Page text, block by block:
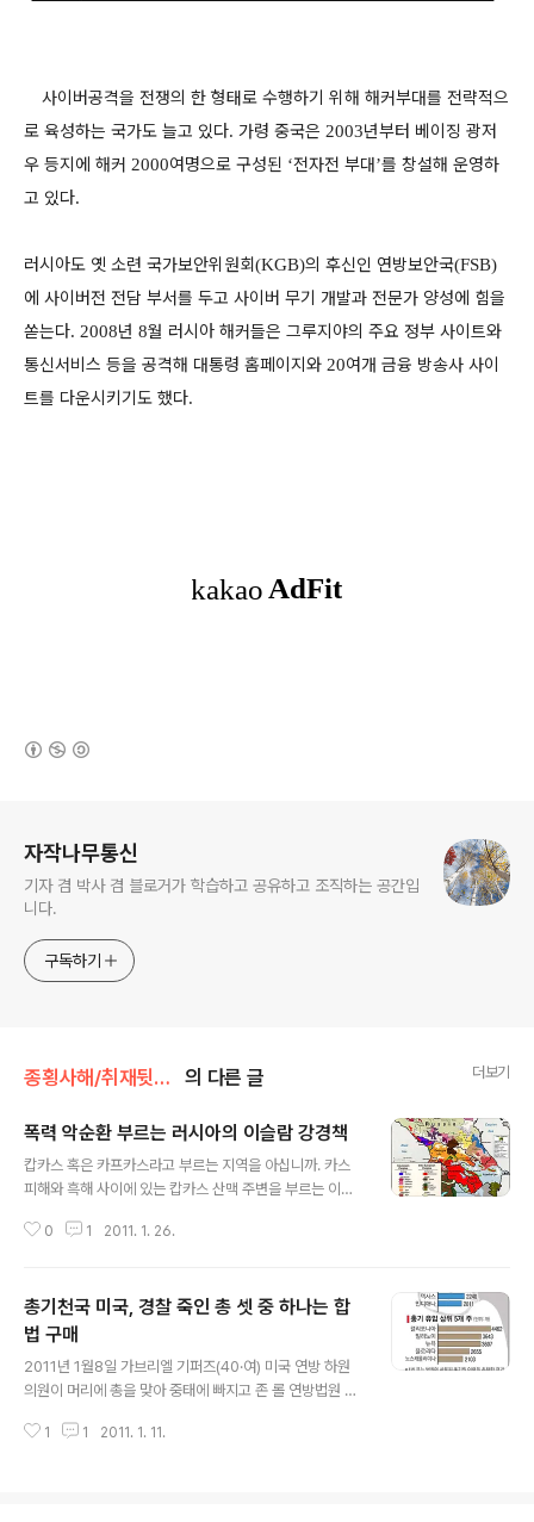
사이버공격을 전쟁의 한 형태로 수행하기 위해 해커부대를 전략적으
로 육성하는 국가도 늘고 있다. 가령 중국은 2003년부터 베이징 광저
우 등지에 해커 2000여명으로 구성된 ‘전자전 부대’를 창설해 운영하
고 있다.
러시아도 옛 소련 국가보안위원회(KGB)의 후신인 연방보안국(FSB)
에 사이버전 전담 부서를 두고 사이버 무기 개발과 전문가 양성에 힘을
쏟는다. 2008년 8월 러시아 해커들은 그루지야의 주요 정부 사이트와
통신서비스 등을 공격해 대통령 홈페이지와 20여개 금융 방송사 사이
트를 다운시키기도 했다.
자작나무통신
기자 겸 박사 겸 블로거가 학습하고 공유하고 조직하는 공간입
니다.
구독하기
종횡사해/취재뒷얘기 의 다른 글 더보기
폭력 악순환 부르는 러시아의 이슬람 강경책
캅카스 혹은 카프카스라고 부르는 지역을 아십니까. 카스
피해와 흑해 사이에 있는 캅카스 산맥 주변을 부르는 이름
에 이르는 러시아의 무슬림 인구가 주로 거주하는 곳이 바
로 한국 언론은 러시아식 관점에 따라 체첸 반군이라고 씁
니다만 저는 체첸의 역사적 맥락에서 ‘체첸 독립군’이라는
용어를 사용하기로 하겠습니다.) 러시아 정부가 25일(현지
시간) 전날 모스크바 도모데도보 국제공항에서 발생한 자
고 나섰습니다. AP통신에 따르면 드미트리 메드베데프 대
0 1 2011. 1. 26.
총기천국 미국, 경찰 죽인 총 셋 중 하나는 합
법 구매
2011년 1월8일 가브리엘 기퍼즈(40·여) 미국 연방 하원
의원이 머리에 총을 맞아 중태에 빠지고 존 롤 연방법원 판
공대에서 발생한 조승희씨 총기난사 사건에서도 그렇지만
1 1 2011. 1. 11.